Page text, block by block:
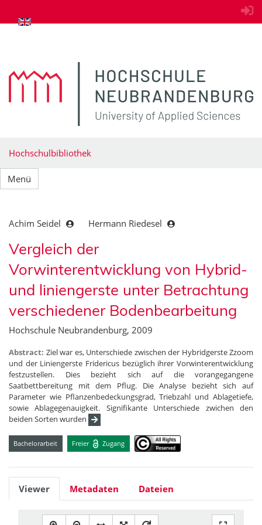
zum Inhalt springen
Hochschulbibliothek
Menü
Achim Seidel Hermann Riedesel
Vergleich der
Vorwinterentwicklung von Hybrid-
und liniengerste unter Betrachtung
verschiedener Bodenbearbeitung
Hochschule Neubrandenburg, 2009
Abstract: Ziel war es, Unterschiede zwischen der Hybridgerste Zzoom
und der Liniengerste Fridericus bezüglich ihrer Vorwinterentwicklung
festzustellen. Dies bezieht sich auf die vorangegangene
Saatbettbereitung mit dem Pflug. Die Analyse bezieht sich auf
Parameter wie Pflanzenbedeckungsgrad, Triebzahl und Ablagetiefe,
sowie Ablagegenauigkeit. Signifikante Unterschiede zwichen den
beiden Sorten wurden
Bachelorarbeit Freier Zugang
Viewer Metadaten Dateien